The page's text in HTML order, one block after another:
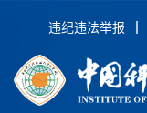
违纪违法举报